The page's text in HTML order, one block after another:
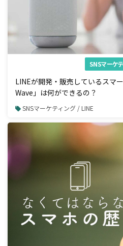
SNSマーケ
LINEが開発・販売しているスマ
Wave」は何ができるの？
SNSマーケティング / LINE